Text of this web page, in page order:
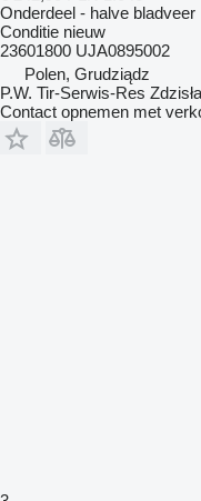
Onderdeel - halve bladveer
Conditie nieuw
23601800 UJA0895002
Polen, Grudziądz
P.W. Tir-Serwis-Res
Contact opnemen met